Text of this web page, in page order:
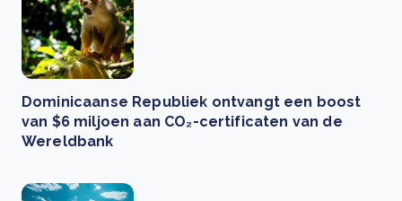
Dominicaanse Republiek ontvangt een boost
van $6 miljoen aan CO₂-certificaten van de
Wereldbank